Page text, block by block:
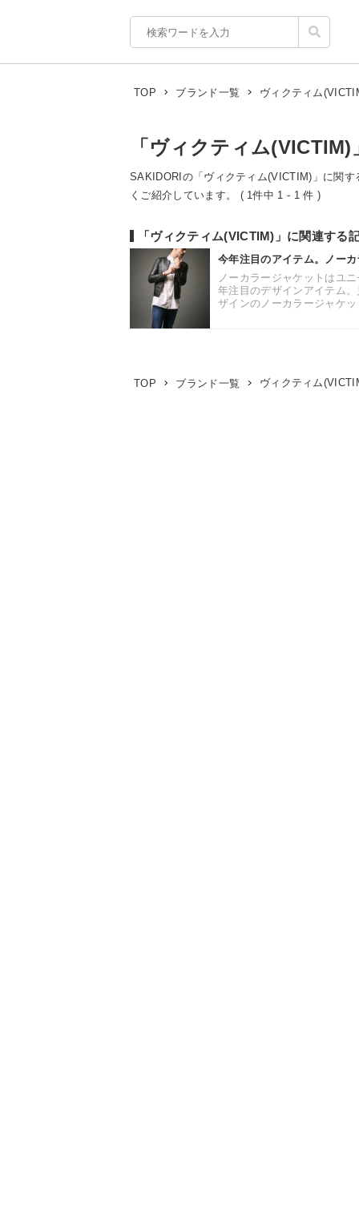
TOP ブランド一覧 ヴィクティム
「ヴィクティム(VICTIM)
SAKIDORIの「ヴィクティム(VICTIM)」に関
くご紹介しています。 ( 1件中 1 - 1 件 )
「ヴィクティム(VICTIM)」に関連する
今年注目のアイテム。ノー
ノーカラージャケットはユ
年注目のデザインアイテム
ザインのノーカラージャケ
TOP ブランド一覧 ヴィクティム